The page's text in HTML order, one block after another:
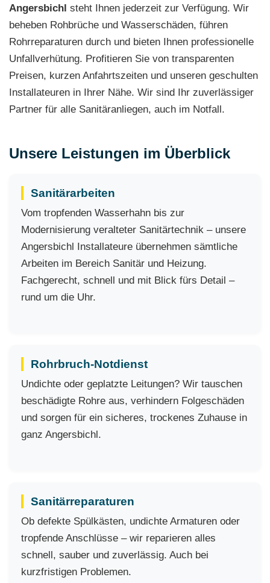
Angersbichl steht Ihnen jederzeit zur Verfügung. Wir
beheben Rohbrüche und Wasserschäden, führen
Rohrreparaturen durch und bieten Ihnen professionelle
Unfallverhütung. Profitieren Sie von transparenten
Preisen, kurzen Anfahrtszeiten und unseren geschulten
Installateuren in Ihrer Nähe. Wir sind Ihr zuverlässiger
Partner für alle Sanitäranliegen, auch im Notfall.
Unsere Leistungen im Überblick
Sanitärarbeiten
Vom tropfenden Wasserhahn bis zur
Modernisierung veralteter Sanitärtechnik – unsere
Angersbichl Installateure übernehmen sämtliche
Arbeiten im Bereich Sanitär und Heizung.
Fachgerecht, schnell und mit Blick fürs Detail –
rund um die Uhr.
Rohrbruch-Notdienst
Undichte oder geplatzte Leitungen? Wir tauschen
beschädigte Rohre aus, verhindern Folgeschäden
und sorgen für ein sicheres, trockenes Zuhause in
ganz Angersbichl.
Sanitärreparaturen
Ob defekte Spülkästen, undichte Armaturen oder
tropfende Anschlüsse – wir reparieren alles
schnell, sauber und zuverlässig. Auch bei
kurzfristigen Problemen.